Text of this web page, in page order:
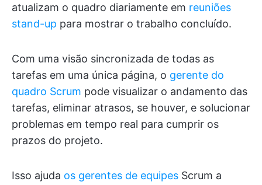
atualizam o quadro diariamente em reuniões
stand-up para mostrar o trabalho concluído.
Com uma visão sincronizada de todas as
tarefas em uma única página, o gerente do
quadro Scrum pode visualizar o andamento das
tarefas, eliminar atrasos, se houver, e solucionar
problemas em tempo real para cumprir os
prazos do projeto.
Isso ajuda os gerentes de equipes Scrum a